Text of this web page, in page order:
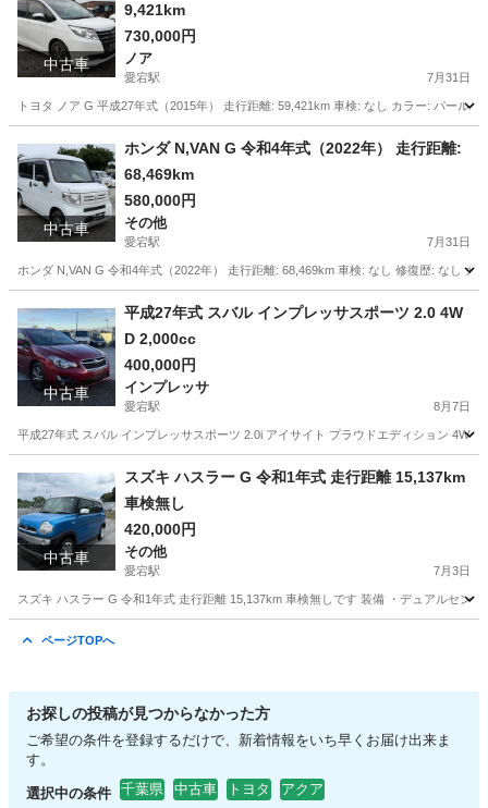
中古車
9,421km
730,000円
ノア
愛宕駅 7月31日
トヨタ ノア G 平成27年式（2015年） 走行距離: 59,421km 車検: なし カラー: パール
愛宕駅 走行距離
中古車
ホンダ N,VAN G 令和4年式（2022年） 走行距離:
68,469km
580,000円
その他
愛宕駅 7月31日
ホンダ N,VAN G 令和4年式（2022年） 走行距離: 68,469km 車検: なし 修復歴: なし
愛宕駅 その他 VAN
中古車
平成27年式 スバル インプレッサスポーツ 2.0 4W
D 2,000cc
400,000円
インプレッサ
愛宕駅 8月7日
平成27年式 スバル インプレッサスポーツ 2.0i アイサイト プラウドエディション
愛宕駅 インプレッサ
中古車
スズキ ハスラー G 令和1年式 走行距離 15,137km
車検無し
420,000円
その他
愛宕駅 7月3日
スズキ ハスラー G 令和1年式 走行距離 15,137km 車検無しです 装備 ・デュアルセン
ページTOPへ
お探しの投稿が見つからなかった方
ご希望の条件を登録するだけで、新着情報をいち早くお届け出来ま
す。
選択中の条件 千葉県 中古車 トヨタ アクア